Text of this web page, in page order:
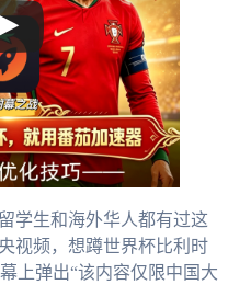
学生和海外华人都有过这
视频，想蹲世界杯比利时
上弹出“该内容仅限中国大